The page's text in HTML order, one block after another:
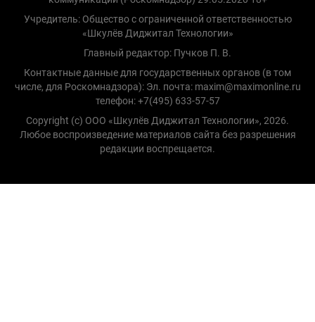
Учредитель: Общество с ограниченной ответственностью
«Шкулёв Диджитал Технологии»
Главный редактор: Пучков П. В.
Контактные данные для государственных органов (в том
числе, для Роскомнадзора): Эл. почта: maxim@maximonline.ru
телефон: +7(495) 633-57-57
Copyright (с) ООО «Шкулёв Диджитал Технологии», 2026.
Любое воспроизведение материалов сайта без разрешения
редакции воспрещается.